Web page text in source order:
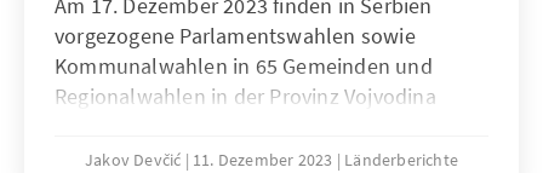
Am 17. Dezember 2023 finden in Serbien
vorgezogene Parlamentswahlen sowie
Kommunalwahlen in 65 Gemeinden und
Regionalwahlen in der Provinz Vojvodina
gesellschaftlicher und politischer
Jakov Devčić 11. Dezember 2023 Länderberichte